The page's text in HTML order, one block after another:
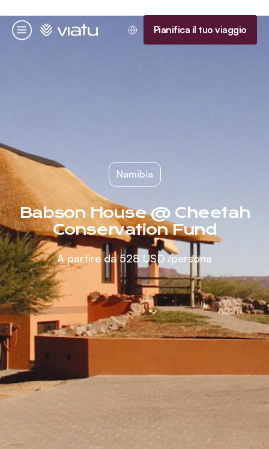
Menu
Homepage Pianifica il tuo viaggio
Namibia
Babson House @ Cheetah
Conservation Fund
A partire da528 USD /persona